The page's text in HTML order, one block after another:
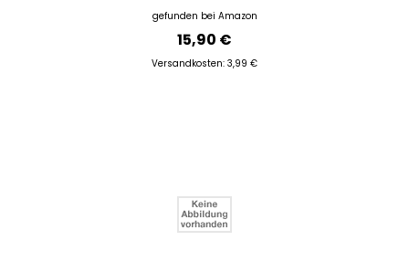
gefunden bei Amazon
15,90 €
Versandkosten: 3,99 €